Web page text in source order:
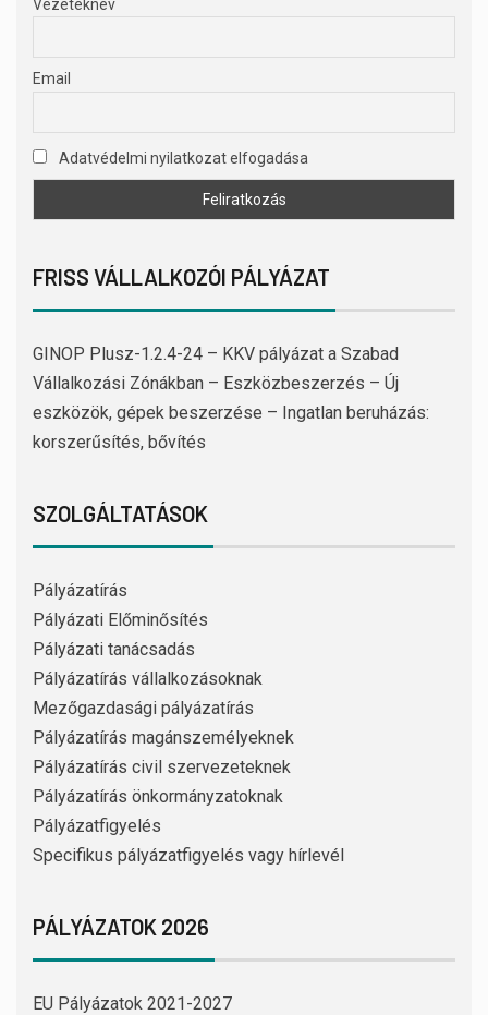
Vezetéknév
Email
Adatvédelmi nyilatkozat elfogadása
FRISS VÁLLALKOZÓI PÁLYÁZAT
GINOP Plusz-1.2.4-24 – KKV pályázat a Szabad
Vállalkozási Zónákban – Eszközbeszerzés – Új
eszközök, gépek beszerzése – Ingatlan beruházás:
korszerűsítés, bővítés
SZOLGÁLTATÁSOK
Pályázatírás
Pályázati Előminősítés
Pályázati tanácsadás
Pályázatírás vállalkozásoknak
Mezőgazdasági pályázatírás
Pályázatírás magánszemélyeknek
Pályázatírás civil szervezeteknek
Pályázatírás önkormányzatoknak
Pályázatfigyelés
Specifikus pályázatfigyelés vagy hírlevél
PÁLYÁZATOK 2026
EU Pályázatok 2021-2027